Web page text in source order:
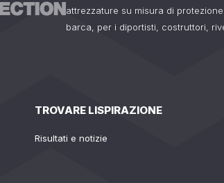
attrezzature su misura di
barca, per i diportisti, costruttori,
TROVARE LISPIRAZIONE
Risultati e notizie